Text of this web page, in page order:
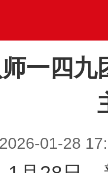
一四九
2026-01-28